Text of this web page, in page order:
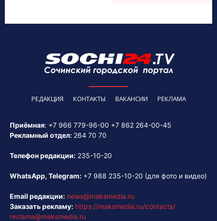
РЕДАКЦИЯ КОНТАКТЫ ВАКАНСИИ РЕКЛАМА
Приёмная: +7 966 779-96-00 +7 862 264-00-45
Рекламный отдел: 264 70 70
Телефон редакции: 235-10-20
WhatsApp, Telegram: +7 988 235-10-20 (для фото и видео)
Email редакции: news@maksmedia.ru
Заказать рекламу: https://maksmedia.ru/contacts/
reclama@maksmedia.ru